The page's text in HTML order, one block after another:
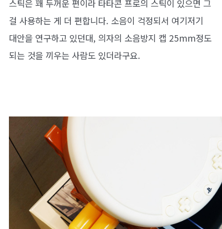
스틱은 꽤 두꺼운 편이라 타타콘 프로의 스틱이 있으면 그
걸 사용하는 게 더 편합니다. 소음이 걱정되서 여기저기
대안을 연구하고 있던대, 의자의 소음방지 캡 25mm정도
되는 것을 끼우는 사람도 있더라구요.